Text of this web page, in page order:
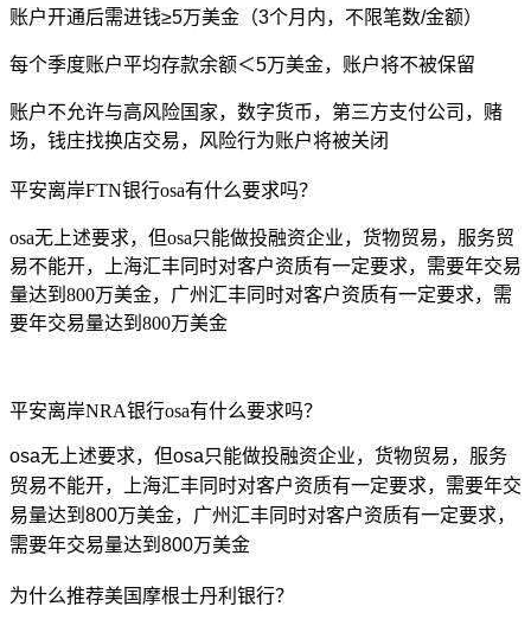
账户开通后需进钱≥5万美金（3个月内，不限笔数/金额）
每个季度账户平均存款余额＜5万美金，账户将不被保留
账户不允许与高风险国家，数字货币，第三方支付公司，赌
场，钱庄找换店交易，风险行为账户将被关闭
平安离岸FTN银行osa有什么要求吗？
osa无上述要求，但osa只能做投融资企业，货物贸易，服务贸
易不能开，上海汇丰同时对客户资质有一定要求，需要年交易
量达到800万美金，广州汇丰同时对客户资质有一定要求，需
要年交易量达到800万美金
平安离岸NRA银行osa有什么要求吗？
osa无上述要求，但osa只能做投融资企业，货物贸易，服务
贸易不能开，上海汇丰同时对客户资质有一定要求，需要年交
易量达到800万美金，广州汇丰同时对客户资质有一定要求，
需要年交易量达到800万美金
为什么推荐美国摩根士丹利银行？